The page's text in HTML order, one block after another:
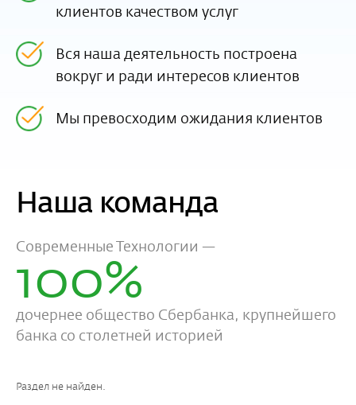
клиентов качеством услуг
Вся наша деятельность построена
вокруг и ради интересов клиентов
Мы превосходим ожидания клиентов
Наша команда
Современные Технологии —
100%
дочернее общество Сбербанка, крупнейшего
банка со столетней историей
Раздел не найден.